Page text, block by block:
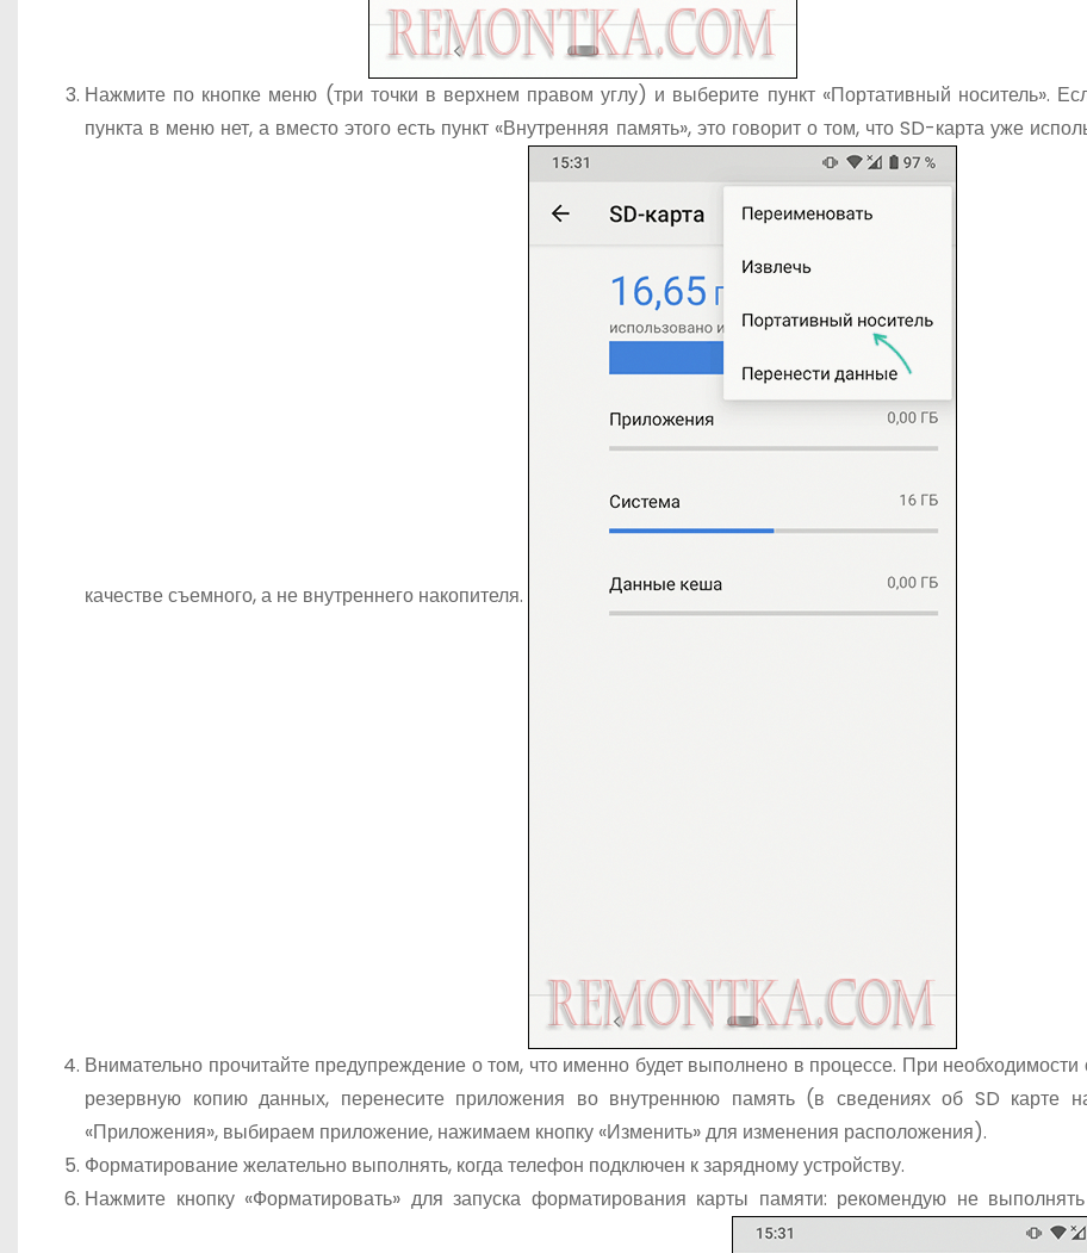
Нажмите по кнопке меню (три точки в верхнем правом углу) и выберите пункт «Портативный носитель».
пункта в меню нет, а вместо этого есть пункт «Внутренняя память», это говорит о том, что SD-карта уже
качестве съемного, а не внутреннего накопителя.
Внимательно прочитайте предупреждение о том, что именно будет выполнено в процессе. При необходимости
резервную копию данных, перенесите приложения во внутреннюю память (в сведениях об SD карте
«Приложения», выбираем приложение, нажимаем кнопку «Изменить» для изменения расположения).
Форматирование желательно выполнять, когда телефон подключен к зарядному устройству.
Нажмите кнопку «Форматировать» для запуска форматирования карты памяти: рекомендую не